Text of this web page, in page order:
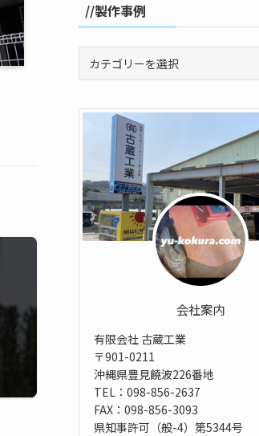
//製作事例
事
会社案内
有限会社 古蔵工業
〒901-0211
沖縄県豊見饒波226番地
TEL：098-856-2637
FAX：098-856-3093
県知事許可（般-4）第5344号